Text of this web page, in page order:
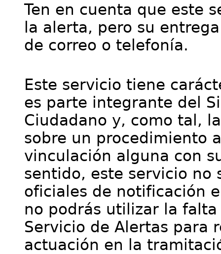
Ten en cuenta que este
la alerta, pero su
de correo o telefonía.
Este servicio tiene
es parte integrante del
Ciudadano y, como tal,
sobre un procedimiento
vinculación alguna con
sentido, este servicio no
oficiales de notificación
no podrás utilizar la
Servicio de Alertas para
actuación en la